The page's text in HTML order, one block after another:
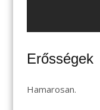
Erősségek
Hamarosan.